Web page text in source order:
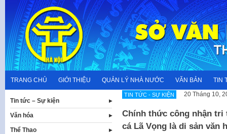
content
TRANG CHỦ GIỚI THIỆU QUẢN LÝ NHÀ NƯỚC VĂN BẢN TIN
TIN TỨC - SỰ KIỆN 20 Tháng 10,
Chính thức công nhận
cá Lã Vọng là di sản văn
Tin tức – Sự kiện
Văn hóa
Thể Thao